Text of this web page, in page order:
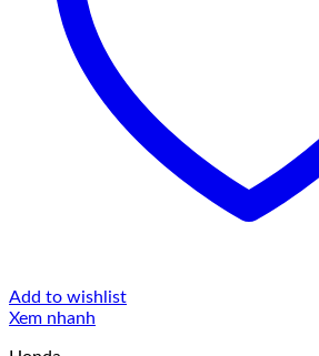
Add to wishlist
Xem nhanh